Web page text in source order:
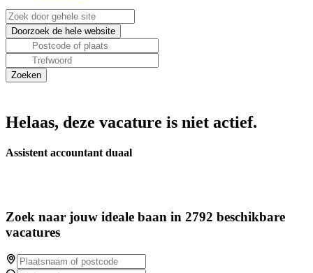
Helaas, deze vacature is niet actief.
Assistent accountant duaal
Zoek naar jouw ideale baan in 2792 beschikbare
vacatures